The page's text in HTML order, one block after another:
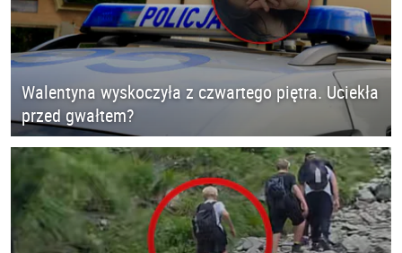
Walentyna wyskoczyła z czwartego piętra. Uciekła
przed gwałtem?